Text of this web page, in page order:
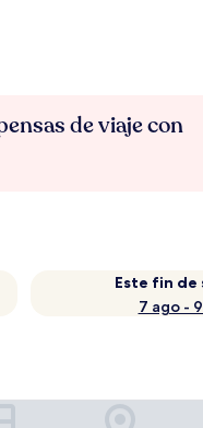
de viaje con
Este fin de
7 ago -
Le Yaca Saint-Tropez